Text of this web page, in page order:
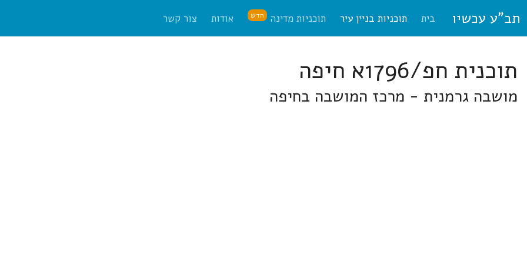
תב"ע עכשיו בית תוכניות בניין עיר תוכניות מדינה חדש אודות צור קשר
תוכנית חפ/1796א חיפה
מושבה גרמנית - מרכז המושבה בחיפה